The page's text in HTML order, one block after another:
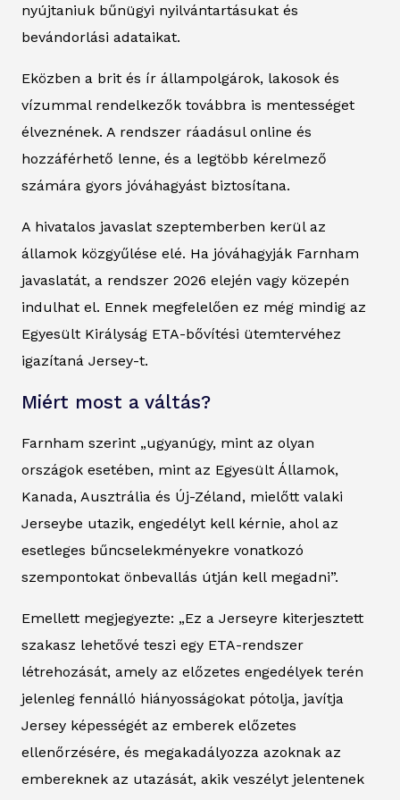
nyújtaniuk bűnügyi nyilvántartásukat és
bevándorlási adataikat.
Eközben a brit és ír állampolgárok, lakosok és
vízummal rendelkezők továbbra is mentességet
élveznének. A rendszer ráadásul online és
hozzáférhető lenne, és a legtöbb kérelmező
számára gyors jóváhagyást biztosítana.
A hivatalos javaslat szeptemberben kerül az
államok közgyűlése elé. Ha jóváhagyják Farnham
javaslatát, a rendszer 2026 elején vagy közepén
indulhat el. Ennek megfelelően ez még mindig az
Egyesült Királyság ETA-bővítési ütemtervéhez
igazítaná Jersey-t.
Miért most a váltás?
Farnham szerint „ugyanúgy, mint az olyan
országok esetében, mint az Egyesült Államok,
Kanada, Ausztrália és Új-Zéland, mielőtt valaki
Jerseybe utazik, engedélyt kell kérnie, ahol az
esetleges bűncselekményekre vonatkozó
szempontokat önbevallás útján kell megadni”.
Emellett megjegyezte: „Ez a Jerseyre kiterjesztett
szakasz lehetővé teszi egy ETA-rendszer
létrehozását, amely az előzetes engedélyek terén
jelenleg fennálló hiányosságokat pótolja, javítja
Jersey képességét az emberek előzetes
ellenőrzésére, és megakadályozza azoknak az
embereknek az utazását, akik veszélyt jelentenek